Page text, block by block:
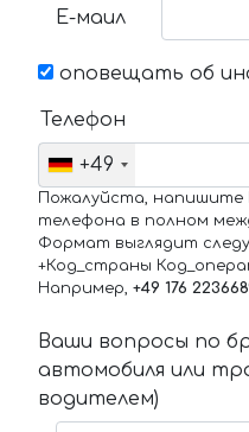
Е-маил
оповещать об
Телефон
+49
Пожалуйста,
телефона в полном
Формат выглядит
+Код_страны
Например, +49 176
Ваши вопросы по
автомобиля или
водителем)